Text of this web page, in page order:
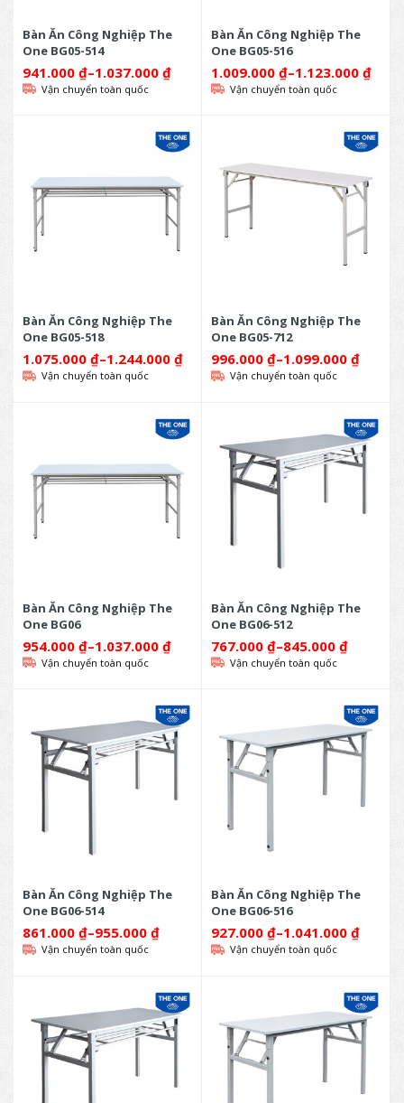
Bàn Ăn Công Nghiệp The
One BG05-514
941.000 ₫–1.037.000 ₫
Vận chuyển toàn quốc
Bàn Ăn Công Nghiệp The
One BG05-516
1.009.000 ₫–1.123.000 ₫
Vận chuyển toàn quốc
Bàn Ăn Công Nghiệp The
One BG05-518
1.075.000 ₫–1.244.000 ₫
Vận chuyển toàn quốc
Bàn Ăn Công Nghiệp The
One BG05-712
996.000 ₫–1.099.000 ₫
Vận chuyển toàn quốc
Bàn Ăn Công Nghiệp The
One BG06
954.000 ₫–1.037.000 ₫
Vận chuyển toàn quốc
Bàn Ăn Công Nghiệp The
One BG06-512
767.000 ₫–845.000 ₫
Vận chuyển toàn quốc
Bàn Ăn Công Nghiệp The
One BG06-514
861.000 ₫–955.000 ₫
Vận chuyển toàn quốc
Bàn Ăn Công Nghiệp The
One BG06-516
927.000 ₫–1.041.000 ₫
Vận chuyển toàn quốc